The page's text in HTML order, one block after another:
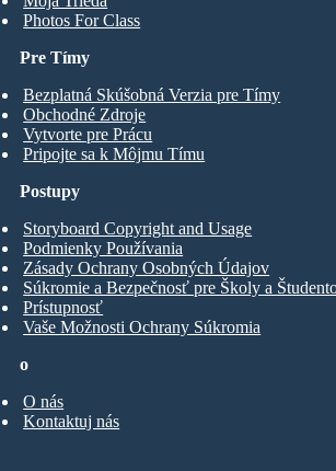
Photos For Class
Pre Tímy
Bezplatná Skúšobná Verzia pre Tímy
Obchodné Zdroje
Vytvorte pre Prácu
Pripojte sa k Môjmu Tímu
o
O nás
Kontaktuj nás
Postupy
Storyboard Copyright and Usage
Podmienky Používania
Zásady Ochrany Osobných Údajov
Súkromie a Bezpečnosť pre Školy a
Prístupnosť
Vaše Možnosti Ochrany Súkromia